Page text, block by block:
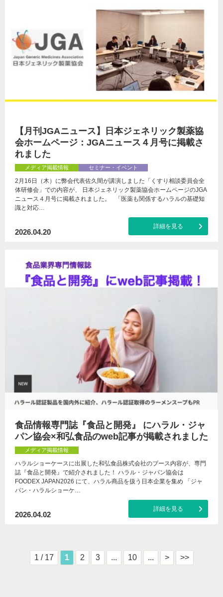
【月刊JGAニュース】日本ジェネリック製薬協
会ホームページ：JGAニュース４月号に掲載さ
れました
メディア掲載情報 セミナー・イベント
2月16日（木）に弊会代表佐久間が講演しました「くすり相談委員会全
体研修会」での内容が、 日本ジェネリック製薬協会ホームページのJGA
ニュース４月号に掲載されました。 「医薬も関係するハラルの基礎知
識と対応…
2026.04.20
詳細を見る
食品情報専門誌『食品と開発』 にハラル・ジャ
パン協会×和弘食品のweb記事が掲載されました
メディア掲載情報
ハラルショーケースに出展した和弘食品株式会社のブース内容が、専門
誌『食品と開発』で紹介されました！ ハラル・ジャパン協会は
FOODEX JAPAN2026 にて、ハラル商品を扱う日本企業を集め 「ジャ
パン・ハラルショーケ…
2026.04.02
詳細を見る
1 / 17 1 2 3 ... 10 ... > >>